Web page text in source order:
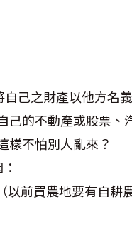
己之財產以他方名
己的不動產或股票
樣不怕別人亂來？
以前買農地要有自耕